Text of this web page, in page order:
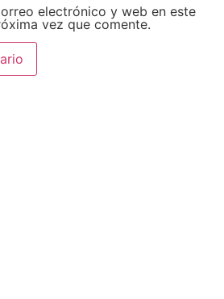
electrónico y web en este
vez que comente.